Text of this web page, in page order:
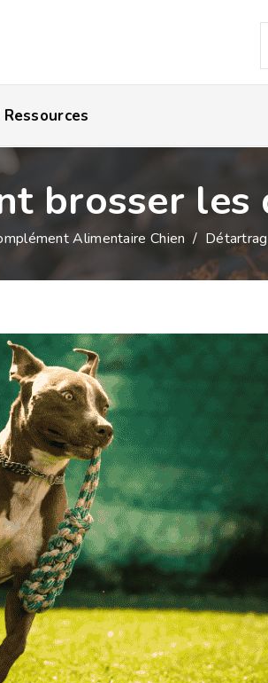
Ressources
brosser les
Alimentaire Chien /